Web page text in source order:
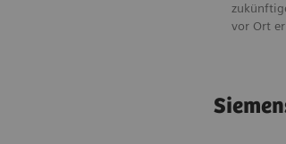
vor Ort